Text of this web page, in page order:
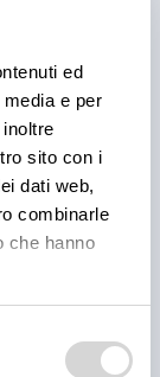
ed
e per
sito con i
dati web,
combinarle
che hanno